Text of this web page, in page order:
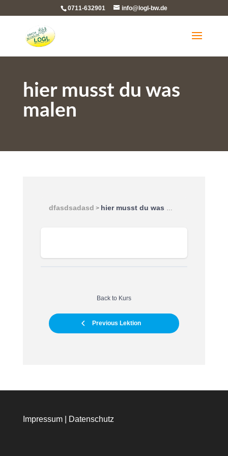
0711-632901 info@logl-bw.de
hier musst du was
malen
dfasdsadasd hier musst du was malen
Previous Lektion
Back to Kurs
Impressum| Datenschutz